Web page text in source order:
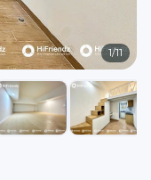
1/11